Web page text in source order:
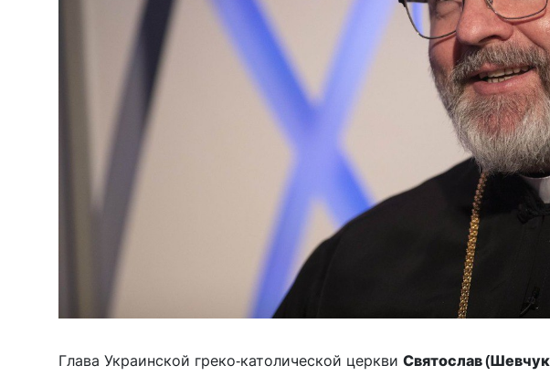
Глава Украинской греко-католической церкви Святослав